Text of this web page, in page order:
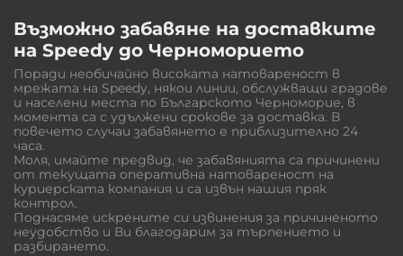
Възможно забавяне на доставките
на Speedy до Черноморието
Поради необичайно високата натовареност в
мрежата на Speedy, някои линии, обслужващи градове
и населени места по Българското Черноморие, в
момента са с удължени срокове за доставка. В
повечето случаи забавянето е приблизително 24
часа.
Моля, имайте предвид, че забавянията са причинени
от текущата оперативна натовареност на
куриерската компания и са извън нашия пряк
контрол.
Поднасяме искрените си извинения за причиненото
неудобство и Ви благодарим за търпението и
разбирането.